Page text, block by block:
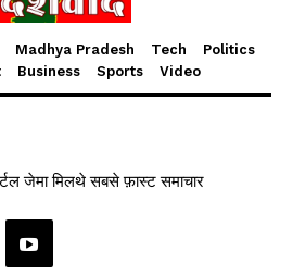
Madhya Pradesh Tech
Politics
Business Sports Video
जेमा मिलथे सबसे फ़ास्ट समाचार